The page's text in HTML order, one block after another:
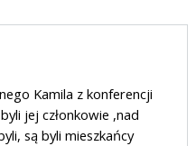
Kamila z konferencji
jej członkowie ,nad
są byli mieszkańcy